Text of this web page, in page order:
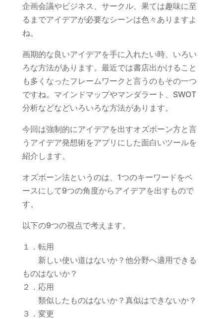
企画会議やビジネス、サークル、果ては趣味に至
るまでアイデアが必要なシーンは色々ありますよ
ね。
画期的な良いアイデアを手に入れたい時、いろい
ろな方法があります。最近では書店出かけること
も多くなったフレームワークと言うのもその一つ
ですね。マインドマップやマンダラート、SWOT
分析などなどいろいろな方法があります。
今回は強制的にアイデアを出すオズボーン方と言
うアイデア発想術をアプリにした面白いツールを
紹介します。
オズボーン法というのは、1つのキーワードをベ
ースにして9つの角度からアイデアを出すもので
す。
以下の9つの視点で考えます。
１．転用
新しい使い道はないか？他分野へ適用できる
ものはないか？
２．応用
類似したものはないか？真似はできないか？
３．変更